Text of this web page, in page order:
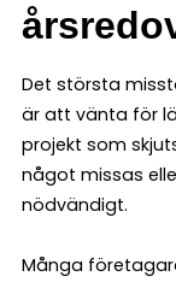
Det största
är att vänta för
projekt som
något missas
nödvändigt.
Många